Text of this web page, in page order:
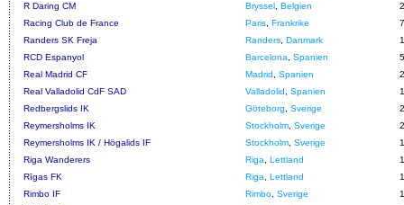
R Daring CM
Bryssel Belgien
2
Racing Club de France
Paris Frankrike
7
Randers SK Freja
Randers Danmark
1
RCD Espanyol
Barcelona Spanien
5
Real Madrid CF
Madrid Spanien
2
Real Valladolid CdF SAD
Valladolid Spanien
1
Redbergslids IK
Göteborg Sverige
2
Reymersholms IK
Stockholm Sverige
Reymersholms IK / Högalids IF
Stockholm Sverige
1
Riga Wanderers
Riga Lettland
1
Rīgas FK
Riga Lettland
1
Rimbo IF
Rimbo Sverige
1